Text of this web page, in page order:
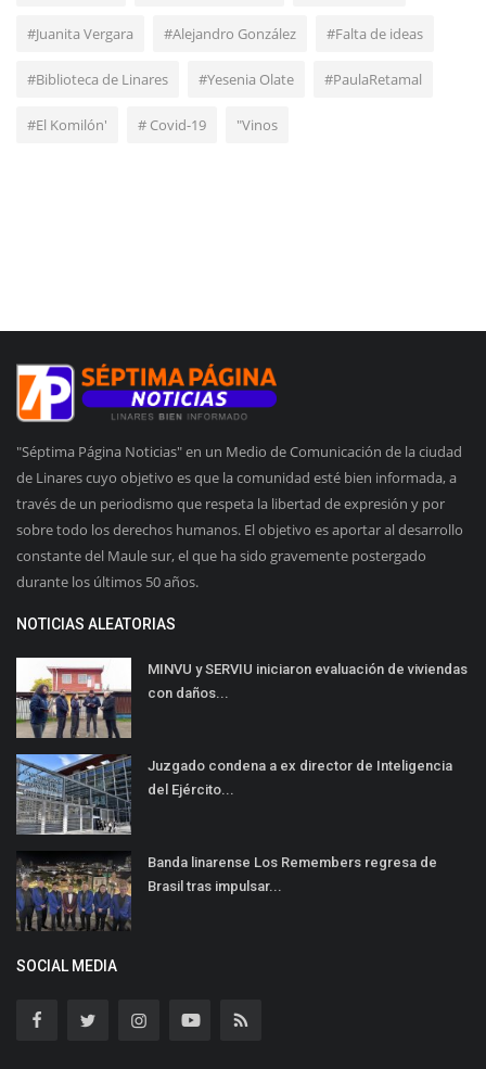
#Juanita Vergara #Alejandro González #Falta de ideas
#Biblioteca de Linares #Yesenia Olate #PaulaRetamal
#El Komilón' # Covid-19 "Vinos
"Séptima Página Noticias" en un Medio de Comunicación de la ciudad
de Linares cuyo objetivo es que la comunidad esté bien informada, a
través de un periodismo que respeta la libertad de expresión y por
sobre todo los derechos humanos. El objetivo es aportar al desarrollo
constante del Maule sur, el que ha sido gravemente postergado
durante los últimos 50 años.
NOTICIAS ALEATORIAS
MINVU y SERVIU iniciaron evaluación de viviendas
con daños...
Juzgado condena a ex director de Inteligencia
del Ejército...
Banda linarense Los Remembers regresa de
Brasil tras impulsar...
SOCIAL MEDIA